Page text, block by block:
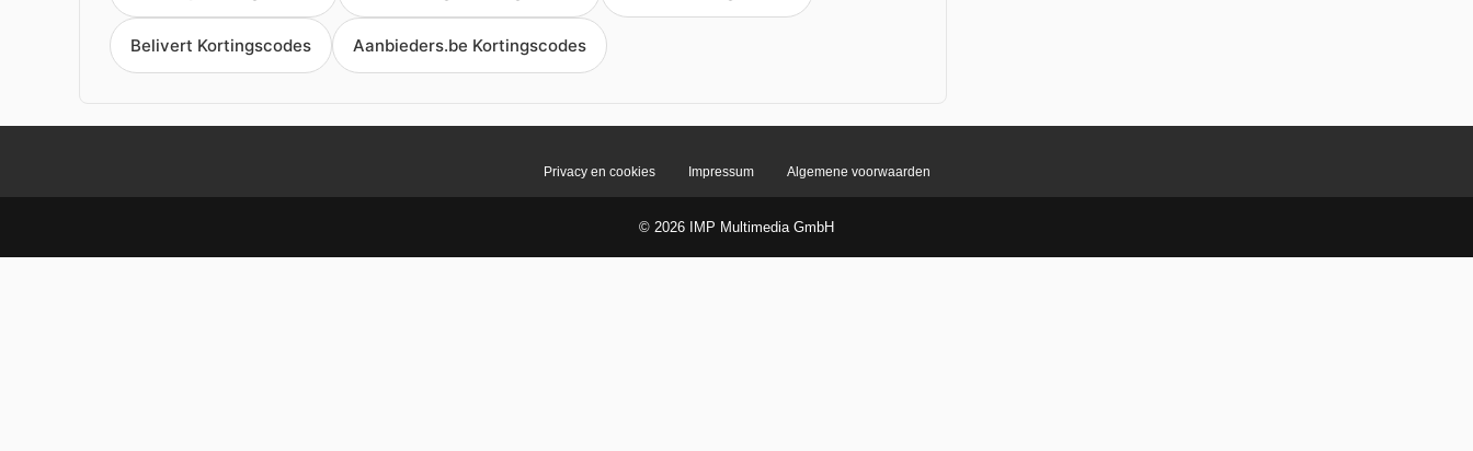
Belivert Kortingscodes Aanbieders.be Kortingscodes
Privacy en cookies Impressum Algemene voorwaarden
© 2026 IMP Multimedia GmbH